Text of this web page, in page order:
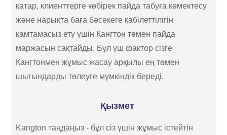
қатар, клиенттерге көбірек пайда табуға көмектесу
және нарықта баға бәсекеге қабілеттілігін
қамтамасыз ету үшін Кангтон төмен пайда
маржасын сақтайды. Бұл үш фактор сізге
Кангтонмен жұмыс жасау арқылы ең төмен
шығындарды төлеуге мүмкіндік береді.
Қызмет
Kangton таңдаңыз - бұл сіз үшін жұмыс істейтін